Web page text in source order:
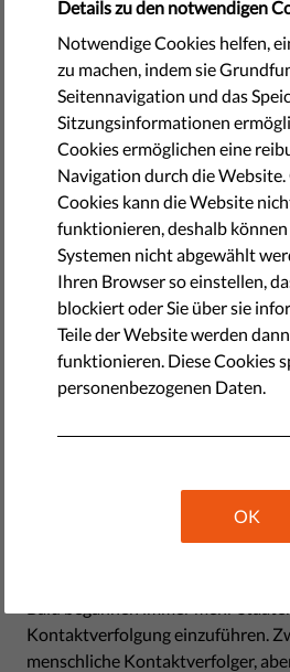
hatten. Sind dafür wirklich zu hohe
verantwortlich zu machen?
by Anna Ackermann
November 04, 2021
stellte, mussten die Regierungen
Kontaktverfolgung einzuführen.
menschliche Kontaktverfolger,
Details zu den notwendigen
Notwendige Cookies helfen,
zu machen, indem sie
Seitennavigation und das
Sitzungsinformationen
Cookies ermöglichen eine
Navigation durch die Website.
Cookies kann die Website
funktionieren, deshalb können
Systemen nicht abgewählt
Ihren Browser so einstellen,
blockiert oder Sie über sie
Teile der Website werden
funktionieren. Diese Cookies
personenbezogenen Daten.
OK